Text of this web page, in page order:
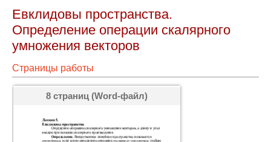
Евклидовы пространства.
Определение операции скалярного
умножения векторов
Страницы работы
8 страниц (Word-файл)